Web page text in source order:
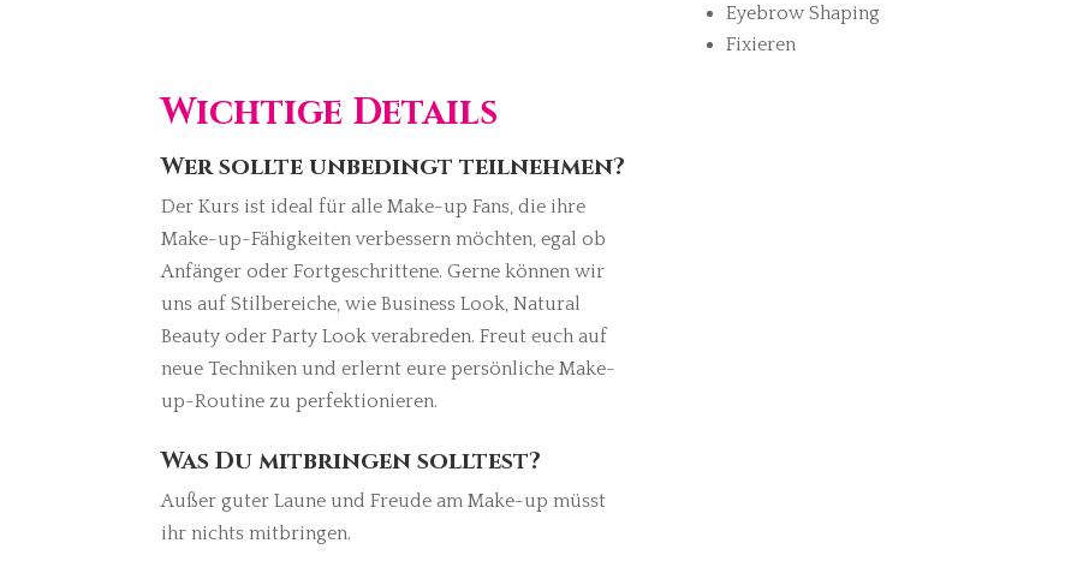
Eyebrow Shaping
Fixieren
Wichtige Details
Wer sollte unbedingt teilnehmen?
Der Kurs ist ideal für alle Make-up Fans, die ihre
Make-up-Fähigkeiten verbessern möchten, egal ob
Anfänger oder Fortgeschrittene. Gerne können wir
uns auf Stilbereiche, wie Business Look, Natural
Beauty oder Party Look verabreden. Freut euch auf
neue Techniken und erlernt eure persönliche Make-
up-Routine zu perfektionieren.
Was Du mitbringen solltest?
Außer guter Laune und Freude am Make-up müsst
ihr nichts mitbringen.